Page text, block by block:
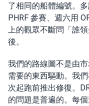
了相同的船體編號。
PHRF 參賽、週六用
上的觀眾不斷問「誰
後。
我們的路線圖不是由
需要的東西驅動。我
次起跑前推出修復。
的問題是普遍的。每